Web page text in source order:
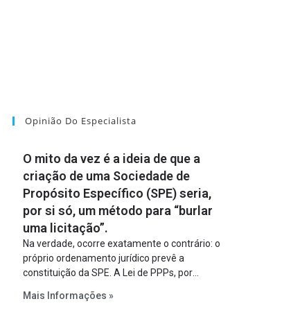
Opinião Do Especialista
O mito da vez é a ideia de que a
criação de uma Sociedade de
Propósito Específico (SPE) seria,
por si só, um método para “burlar
uma licitação”.
Na verdade, ocorre exatamente o contrário: o
próprio ordenamento jurídico prevê a
constituição da SPE. A Lei de PPPs, por
constitua uma SPE para implantar e gerir o
Mais Informações »